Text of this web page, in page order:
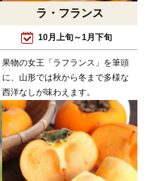
ラ・フランス
10月上旬～1月下旬
果物の女王「ラフランス」を筆頭
に、山形では秋から冬まで多様な
西洋なしが味わえます。